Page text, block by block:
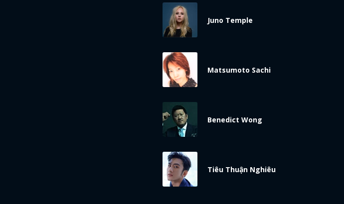
Juno Temple
Matsumoto Sachi
Benedict Wong
Tiêu Thuận Nghiêu